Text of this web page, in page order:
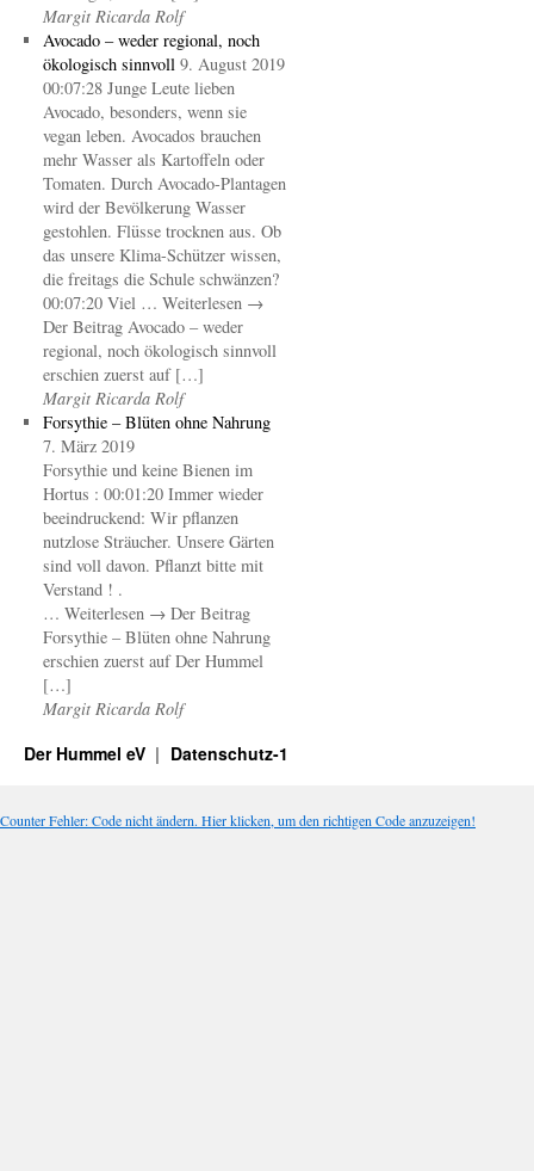
Margit Ricarda Rolf
Avocado – weder regional, noch
ökologisch sinnvoll 9. August 2019
00:07:28 Junge Leute lieben
Avocado, besonders, wenn sie
vegan leben. Avocados brauchen
mehr Wasser als Kartoffeln oder
Tomaten. Durch Avocado-Plantagen
wird der Bevölkerung Wasser
gestohlen. Flüsse trocknen aus. Ob
das unsere Klima-Schützer wissen,
die freitags die Schule schwänzen?
00:07:20 Viel … Weiterlesen →
Der Beitrag Avocado – weder
regional, noch ökologisch sinnvoll
erschien zuerst auf […]
Margit Ricarda Rolf
Forsythie – Blüten ohne Nahrung
7. März 2019
Forsythie und keine Bienen im
Hortus : 00:01:20 Immer wieder
beeindruckend: Wir pflanzen
nutzlose Sträucher. Unsere Gärten
sind voll davon. Pflanzt bitte mit
Verstand ! .
… Weiterlesen → Der Beitrag
Forsythie – Blüten ohne Nahrung
erschien zuerst auf Der Hummel
[…]
Margit Ricarda Rolf
Der Hummel eV Datenschutz-1
Counter Fehler: Code nicht ändern. Hier klicken, um den richtigen Code anzuzeigen!